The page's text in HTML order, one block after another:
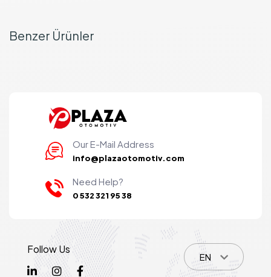
Benzer Ürünler
Our E-Mail Address
info@plazaotomotiv.com
Need Help?
0 532 321 95 38
EN
Follow Us